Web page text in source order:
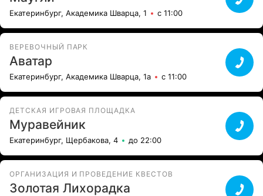
Екатеринбург, Академика Шварца, 1 с 11:00
ВЕРЕВОЧНЫЙ ПАРК
Аватар
Екатеринбург, Академика Шварца, 1а с 11:00
ДЕТСКАЯ ИГРОВАЯ ПЛОЩАДКА
Муравейник
Екатеринбург, Щербакова, 4 до 22:00
ОРГАНИЗАЦИЯ И ПРОВЕДЕНИЕ КВЕСТОВ
Золотая Лихорадка